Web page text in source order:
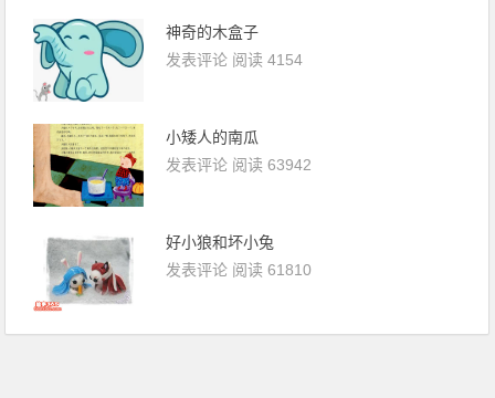
神奇的木盒子
发表评论 阅读 4154
小矮人的南瓜
发表评论 阅读 63942
好小狼和坏小兔
发表评论 阅读 61810